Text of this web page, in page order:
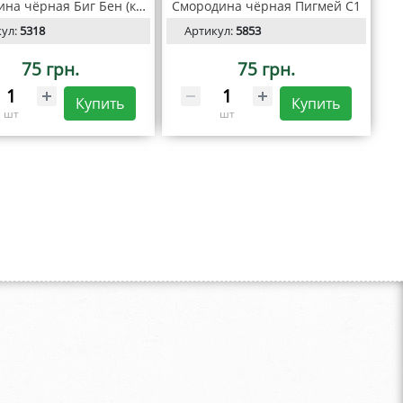
Смородина чёрная Биг Бен (контейнер С1)
5318
75 грн.
шт
Купить
Смородина чёрная Пигмей С1
Артикул:5853
75 грн.
шт
Купить